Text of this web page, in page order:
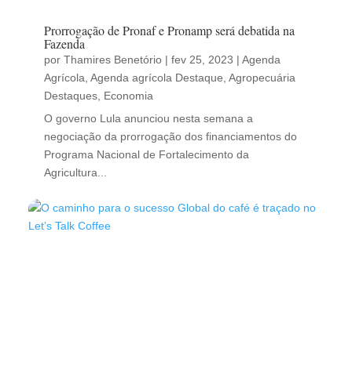
Prorrogação de Pronaf e Pronamp será debatida na
Fazenda
por Thamires Benetório | fev 25, 2023 | Agenda
Agrícola Agenda agrícola Destaque Agropecuária
Destaques Economia
O governo Lula anunciou nesta semana a
negociação da prorrogação dos financiamentos do
Programa Nacional de Fortalecimento da
Agricultura...